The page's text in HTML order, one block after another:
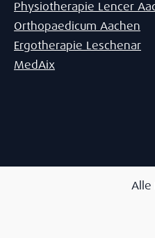
Physiotherapie Lencer
Orthopaedicum Aachen
Ergotherapie Leschenar
MedAix
Alle